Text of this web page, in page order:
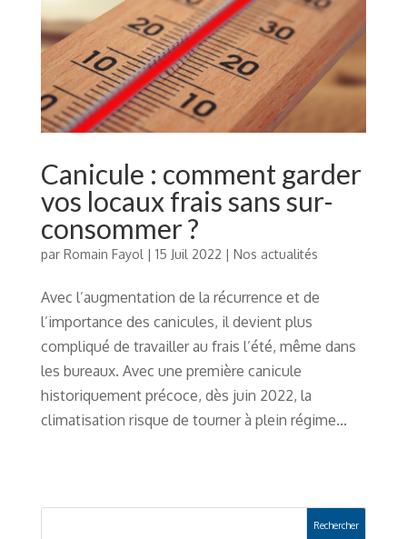
Canicule : comment garder
vos locaux frais sans sur-
consommer ?
par Romain Fayol | 15 Juil 2022 | Nos actualités
Avec l’augmentation de la récurrence et de
l’importance des canicules, il devient plus
compliqué de travailler au frais l’été, même dans
les bureaux. Avec une première canicule
historiquement précoce, dès juin 2022, la
climatisation risque de tourner à plein régime...